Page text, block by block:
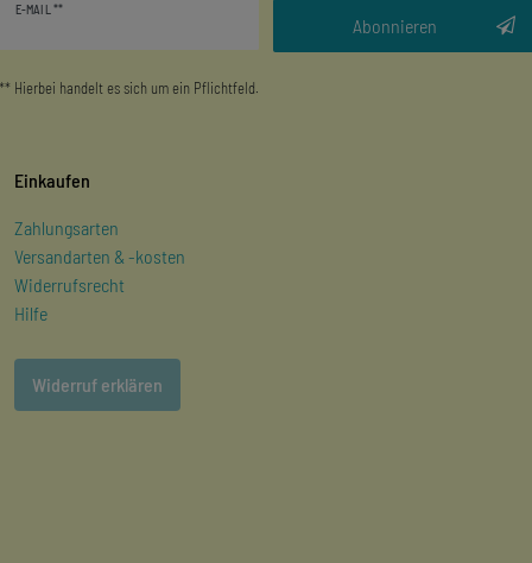
E-MAIL **
Abonnieren
** Hierbei handelt es sich um ein Pflichtfeld.
Einkaufen
Zahlungsarten
Versandarten & -kosten
Widerrufsrecht
Hilfe
Widerruf erklären